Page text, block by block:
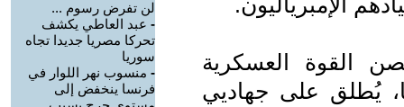
القوة العسكرية
يُطلق على جهاديي
لن تفرض رسوم ...
- عبد العاطي يكشف
تحركا مصريا جديدا تجاه
سوريا
- منسوب نهر اللوار في
فرنسا ينخفض إلى